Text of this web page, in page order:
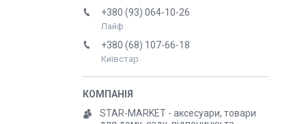
+380 (93) 064-10-26
Лайф
+380 (68) 107-66-18
Київстар
STAR-MARKET - аксесуари, товари